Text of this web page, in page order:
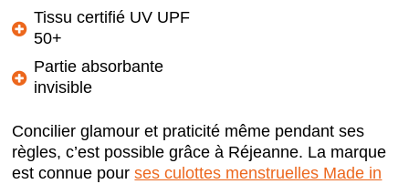
Tissu certifié UV UPF
50+
Partie absorbante
invisible
Concilier glamour et praticité même pendant ses
règles, c’est possible grâce à Réjeanne. La marque
est connue pourses culottes menstruelles Made in